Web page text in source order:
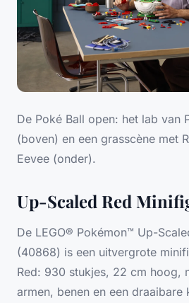
De Poké Ball open: het lab van
(boven) en een grasscène met
Eevee (onder).
Up-Scaled Red
De LEGO® Pokémon™ Up-
(40868) is een uitvergrote
Red: 930 stukjes, 22 cm hoog,
armen, benen en een draaibare